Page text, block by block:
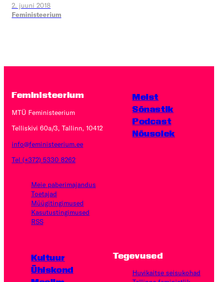
2. juuni 2018
Feministeerium
Feministeerium
MTÜ Feministeerium
Telliskivi 60a/3, Tallinn, 10412
info@feministeerium.ee
Tel (+372) 5330 8262
Meie paberimajandus
Toetajad
Müügitingimused
Kasutus­tingimused
RSS
Meist
Sõnastik
Podcast
Nõusolek
Kultuur
Ühiskond
Tegevused
Huvikaitse seisukohad